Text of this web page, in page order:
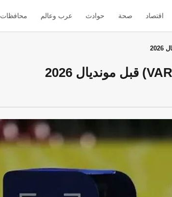
اقتصاد صحة حوادث عرب وعالم محافظات